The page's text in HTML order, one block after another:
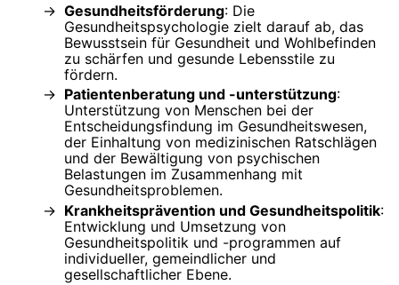
Gesundheitsförderung: Die
Gesundheitspsychologie zielt darauf ab, das
Bewusstsein für Gesundheit und Wohlbefinden
zu schärfen und gesunde Lebensstile zu
fördern.
Patientenberatung und -unterstützung:
Unterstützung von Menschen bei der
Entscheidungsfindung im Gesundheitswesen,
der Einhaltung von medizinischen Ratschlägen
und der Bewältigung von psychischen
Belastungen im Zusammenhang mit
Gesundheitsproblemen.
Krankheitsprävention und Gesundheitspolitik:
Entwicklung und Umsetzung von
Gesundheitspolitik und -programmen auf
individueller, gemeindlicher und
gesellschaftlicher Ebene.